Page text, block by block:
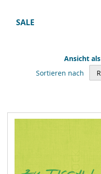
Ansicht als
Sortieren nach
SALE